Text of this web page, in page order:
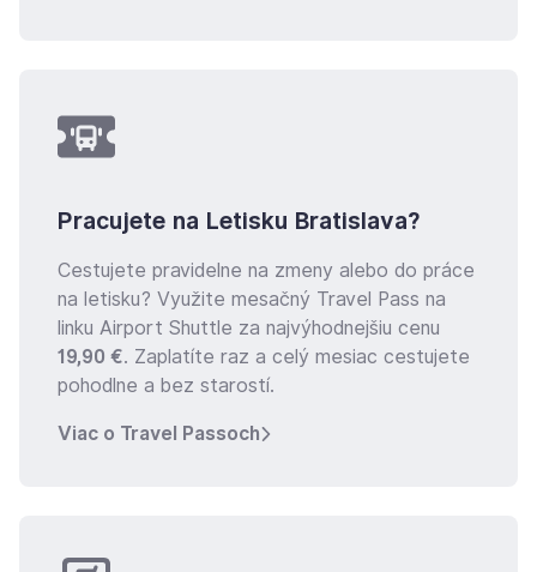
Pracujete na Letisku Bratislava?
Cestujete pravidelne na zmeny alebo do práce
na letisku? Využite mesačný Travel Pass na
linku Airport Shuttle za najvýhodnejšiu cenu
19,90 €. Zaplatíte raz a celý mesiac cestujete
pohodlne a bez starostí.
Viac o Travel Passoch